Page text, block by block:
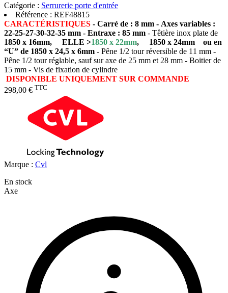
Catégorie : Serrurerie porte d'entrée
Référence : REF48815
CARACTÉRISTIQUES - Carré de : 8 mm - Axes variables :
22-25-27-30-32-35 mm - Entraxe : 85 mm - Têtière inox plate de
1850 x 16mm,
ELLE >1850 x 22mm, 1850 x 24mm
ou en
“U” de 1850 x 24,5 x 6mm - Pêne 1/2 tour réversible de 11 mm -
Pêne 1/2 tour réglable, sauf sur axe de 25 mm et 28 mm - Boitier de
15 mm - Vis de fixation de cylindre
DISPONIBLE UNIQUEMENT SUR COMMANDE
298,00 € TTC
Marque : Cvl
En stock
Axe